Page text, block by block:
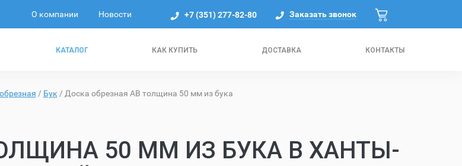
КАТАЛОГ КАК КУПИТЬ ДОСТАВКА КОНТАКТЫ
О компании Новости +7 (351) 277-82-80 Заказать звонок
/ Бук / Доска обрезная AB толщина 50 мм из бука
50 ММ ИЗ БУКА В ХАНТЫ-